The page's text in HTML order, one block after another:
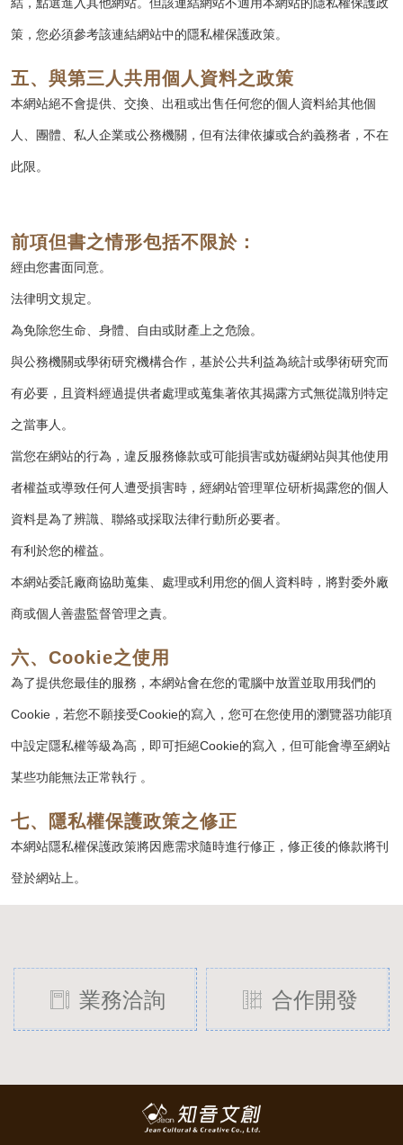
策，您必須參考該連結網站中的隱私權保護政策。
五、與第三人共用個人資料之政策
本網站絕不會提供、交換、出租或出售任何您的個人資料給其他個
人、團體、私人企業或公務機關，但有法律依據或合約義務者，不在
此限。
前項但書之情形包括不限於：
經由您書面同意。
法律明文規定。
為免除您生命、身體、自由或財產上之危險。
與公務機關或學術研究機構合作，基於公共利益為統計或學術研究而
有必要，且資料經過提供者處理或蒐集著依其揭露方式無從識別特定
之當事人。
當您在網站的行為，違反服務條款或可能損害或妨礙網站與其他使用
者權益或導致任何人遭受損害時，經網站管理單位研析揭露您的個人
資料是為了辨識、聯絡或採取法律行動所必要者。
有利於您的權益。
本網站委託廠商協助蒐集、處理或利用您的個人資料時，將對委外廠
商或個人善盡監督管理之責。
六、Cookie之使用
為了提供您最佳的服務，本網站會在您的電腦中放置並取用我們的
Cookie，若您不願接受Cookie的寫入，您可在您使用的瀏覽器功能項
中設定隱私權等級為高，即可拒絕Cookie的寫入，但可能會導至網站
某些功能無法正常執行 。
七、隱私權保護政策之修正
本網站隱私權保護政策將因應需求隨時進行修正，修正後的條款將刊
登於網站上。
業務洽詢 合作開發